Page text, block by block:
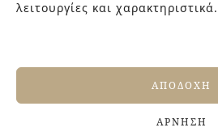
λειτουργίες και χαρακτηριστικά.
ΑΠΟΔΟΧΉ
ΆΡΝΗΣΗ
ΤΕΛΕΥΤΑΙΑ ΑΡΘΡΑ
27 ΙΟΥΝΊΟΥ, 2026
ευεξία